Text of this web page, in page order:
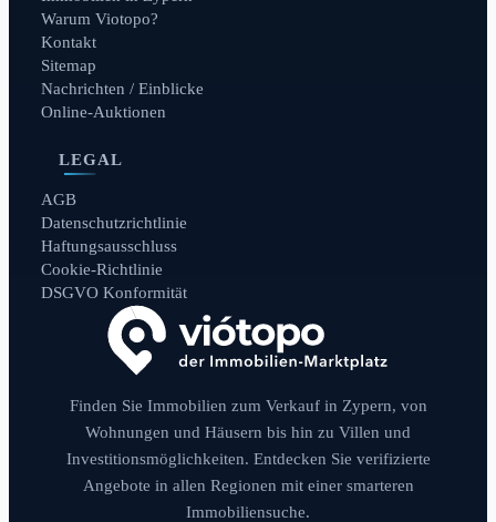
Warum Viotopo?
Kontakt
Sitemap
Nachrichten / Einblicke
Online-Auktionen
LEGAL
AGB
Datenschutzrichtlinie
Haftungsausschluss
Cookie-Richtlinie
DSGVO Konformität
Finden Sie Immobilien zum Verkauf in Zypern, von
Wohnungen und Häusern bis hin zu Villen und
Investitionsmöglichkeiten. Entdecken Sie verifizierte
Angebote in allen Regionen mit einer smarteren
Immobiliensuche.